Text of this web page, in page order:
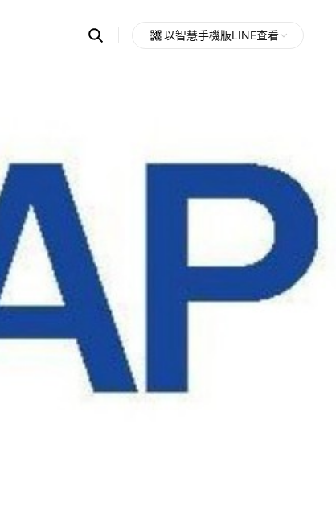
Search
OpenChats以智慧手機版LINE查看